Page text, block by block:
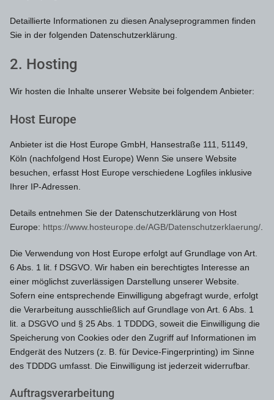
Detaillierte Informationen zu diesen Analyseprogrammen finden
Sie in der folgenden Datenschutzerklärung.
2. Hosting
Wir hosten die Inhalte unserer Website bei folgendem Anbieter:
Host Europe
Anbieter ist die Host Europe GmbH, Hansestraße 111, 51149,
Köln (nachfolgend Host Europe) Wenn Sie unsere Website
besuchen, erfasst Host Europe verschiedene Logfiles inklusive
Ihrer IP-Adressen.
Details entnehmen Sie der Datenschutzerklärung von Host
Europe: https://www.hosteurope.de/AGB/Datenschutzerklaerung/
Die Verwendung von Host Europe erfolgt auf Grundlage von Art.
6 Abs. 1 lit. f DSGVO. Wir haben ein berechtigtes Interesse an
einer möglichst zuverlässigen Darstellung unserer Website.
Sofern eine entsprechende Einwilligung abgefragt wurde, erfolgt
die Verarbeitung ausschließlich auf Grundlage von Art. 6 Abs. 1
lit. a DSGVO und § 25 Abs. 1 TDDDG, soweit die Einwilligung die
Speicherung von Cookies oder den Zugriff auf Informationen im
Endgerät des Nutzers (z. B. für Device-Fingerprinting) im Sinne
des TDDDG umfasst. Die Einwilligung ist jederzeit widerrufbar.
Auftragsverarbeitung